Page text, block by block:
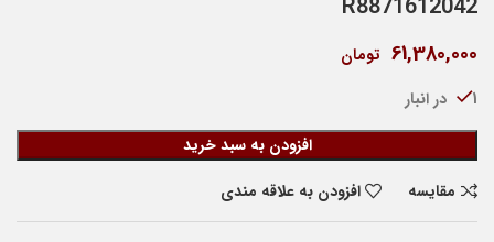
R8871612042
61,380,000 تومان
1 در انبار
افزودن به سبد خرید
مقایسه
افزودن به علاقه مندی